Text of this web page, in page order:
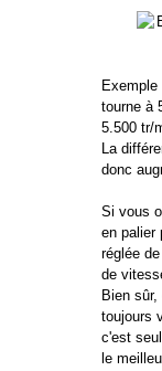
tourne à
5.500 tr/
La
donc
Si vous
en palier
réglée
de
Bien
toujours
c'est
le